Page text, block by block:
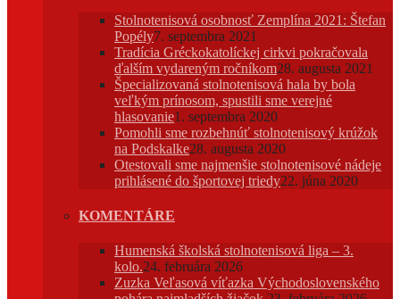
Stolnotenisová osobnosť Zemplína 2021: Štefan
Popély7. septembra 2021
Tradícia Gréckokatolíckej cirkvi pokračovala
ďalším vydareným ročníkom28. augusta 2021
Špecializovaná stolnotenisová hala by bola
veľkým prínosom, spustili sme verejné
hlasovanie1. septembra 2020
Pomohli sme rozbehnúť stolnotenisový krúžok
na Podskalke28. augusta 2020
Otestovali sme najmenšie stolnotenisové nádeje
prihlásené do športovej triedy22. júna 2020
KOMENTÁRE
Humenská školská stolnotenisová liga – 3.
kolo.24. februára 2026
Zuzka Veľasová víťazka Východoslovenského